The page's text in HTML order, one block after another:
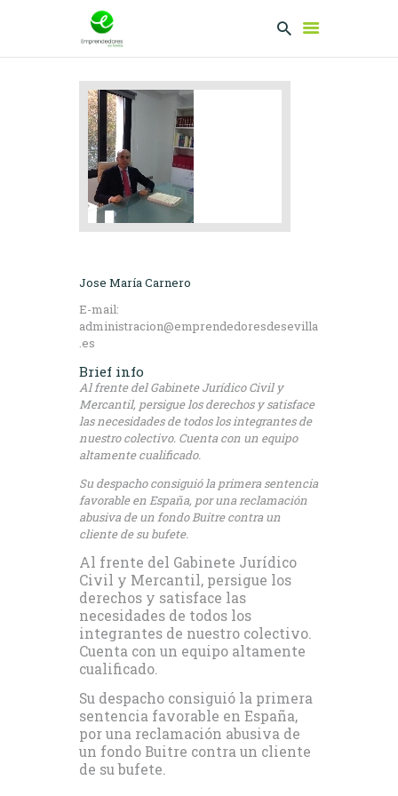
EMPRENDEDORES
PRESENTA TU
PROYECTO
SERVICIOS
CLUB
Jose María Carnero
E-mail:
administracion@emprendedoresdesevilla
.es
Brief info
Al frente del Gabinete Jurídico Civil y
Mercantil, persigue los derechos y satisface
las necesidades de todos los integrantes de
nuestro colectivo. Cuenta con un equipo
altamente cualificado.
Su despacho consiguió la primera sentencia
favorable en España, por una reclamación
abusiva de un fondo Buitre contra un
cliente de su bufete.
Al frente del Gabinete Jurídico
Civil y Mercantil, persigue los
derechos y satisface las
necesidades de todos los
integrantes de nuestro colectivo.
Cuenta con un equipo altamente
cualificado.
Su despacho consiguió la primera
sentencia favorable en España,
por una reclamación abusiva de
un fondo Buitre contra un cliente
de su bufete.